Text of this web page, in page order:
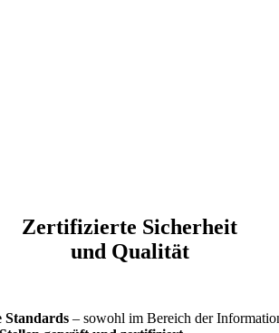
Zertifizierte Sicherheit
und Qualität
Standards – sowohl im Bereich der